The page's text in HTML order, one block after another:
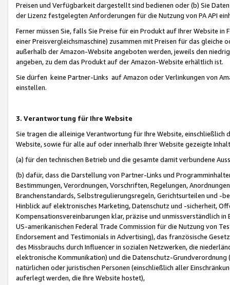
Preisen und Verfügbarkeit dargestellt sind bedienen oder (b) Sie
der Lizenz festgelegten Anforderungen für die Nutzung von PA API
Ferner müssen Sie, falls Sie Preise für ein Produkt auf Ihrer Website
einer Preisvergleichsmaschine) zusammen mit Preisen für das
außerhalb der Amazon-Website angeboten werden, jeweils den
angeben, zu dem das Produkt auf der Amazon-Website erhältlich ist.
Sie dürfen keine Partner-Links auf Amazon oder Verlinkungen von
einstellen.
3. Verantwortung für Ihre Website
Sie tragen die alleinige Verantwortung für Ihre Website,
Website, sowie für alle auf oder innerhalb Ihrer Website gezeigte
(a) für den technischen Betrieb und die gesamte damit verbundene
(b) dafür, dass die Darstellung von Partner-Links und
Bestimmungen, Verordnungen, Vorschriften, Regelungen,
Branchenstandards, Selbstregulierungsregeln, Gerichtsurteilen und -
Hinblick auf elektronisches Marketing, Datenschutz und -sicherheit,
Kompensationsvereinbarungen klar, präzise und unmissverständlich
US-amerikanischen Federal Trade Commission für die Nutzung von
Endorsement and Testimonials in Advertising), das französische
des Missbrauchs durch Influencer in sozialen Netzwerken, die
elektronische Kommunikation) und die Datenschutz-
natürlichen oder juristischen Personen (einschließlich aller
auferlegt werden, die Ihre Website hostet),